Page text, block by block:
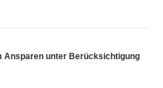
Ansparen unter Berücksichtigung